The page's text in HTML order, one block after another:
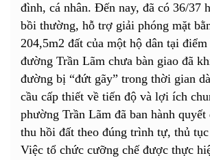
đình, cá nhân. Đến nay, đã có 36/37
bồi thường, hỗ trợ giải phóng mặt
204,5m2 đất của một hộ dân tại
đường Trần Lãm chưa bàn giao đã
đường bị “đứt gãy” trong thời gian
cầu cấp thiết về tiến độ và lợi ích
phường Trần Lãm đã ban hành
thu hồi đất theo đúng trình tự, thủ
Việc tổ chức cưỡng chế được thực